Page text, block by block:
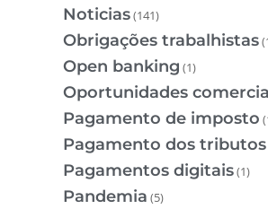
Noticias(141)
Obrigações trabalhistas
Open banking (1)
Oportunidades
Pagamento de imposto
Pagamento dos tributos
Pagamentos digitais(1)
Pandemia (5)